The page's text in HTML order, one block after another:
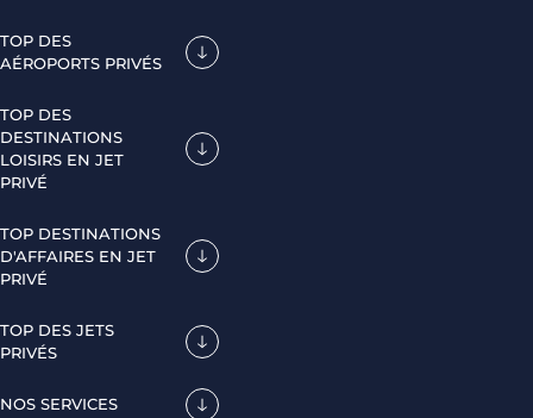
TOP DES
AÉROPORTS PRIVÉS
TOP DES
DESTINATIONS
LOISIRS EN JET
PRIVÉ
TOP DESTINATIONS
D'AFFAIRES EN JET
PRIVÉ
TOP DES JETS
PRIVÉS
NOS SERVICES